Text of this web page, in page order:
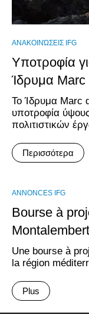
ΑΝΑΚΟΙΝΏΣΕΙΣ IFG
Υποτροφία
Ίδρυμα
Το Ίδρυμα Marc
υποτροφία
πολιτιστικών
Περισσότερα
ANNONCES IFG
Bourse à
Montalembert
Une bourse à
la région
Plus